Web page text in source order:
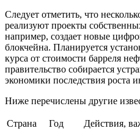
Следует отметить, что
реализуют проекты
например, создает новые
блокчейна. Планируется
курса от стоимости барреля
правительство собирается
экономики последствия роста
Ниже перечислены другие
Страна Год Действия,